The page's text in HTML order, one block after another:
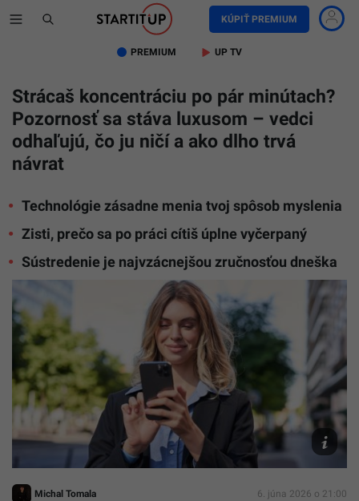
KÚPIŤ PREMIUM
PREMIUM UP TV
Strácaš koncentráciu po pár minútach?
Pozornosť sa stáva luxusom – vedci
odhaľujú, čo ju ničí a ako dlho trvá
návrat
Technológie zásadne menia tvoj spôsob myslenia
Zisti, prečo sa po práci cítiš úplne vyčerpaný
Sústredenie je najvzácnejšou zručnosťou dneška
foto
Freepik/
Benzoix
Michal Tomala 6. júna 2026 o 21:00